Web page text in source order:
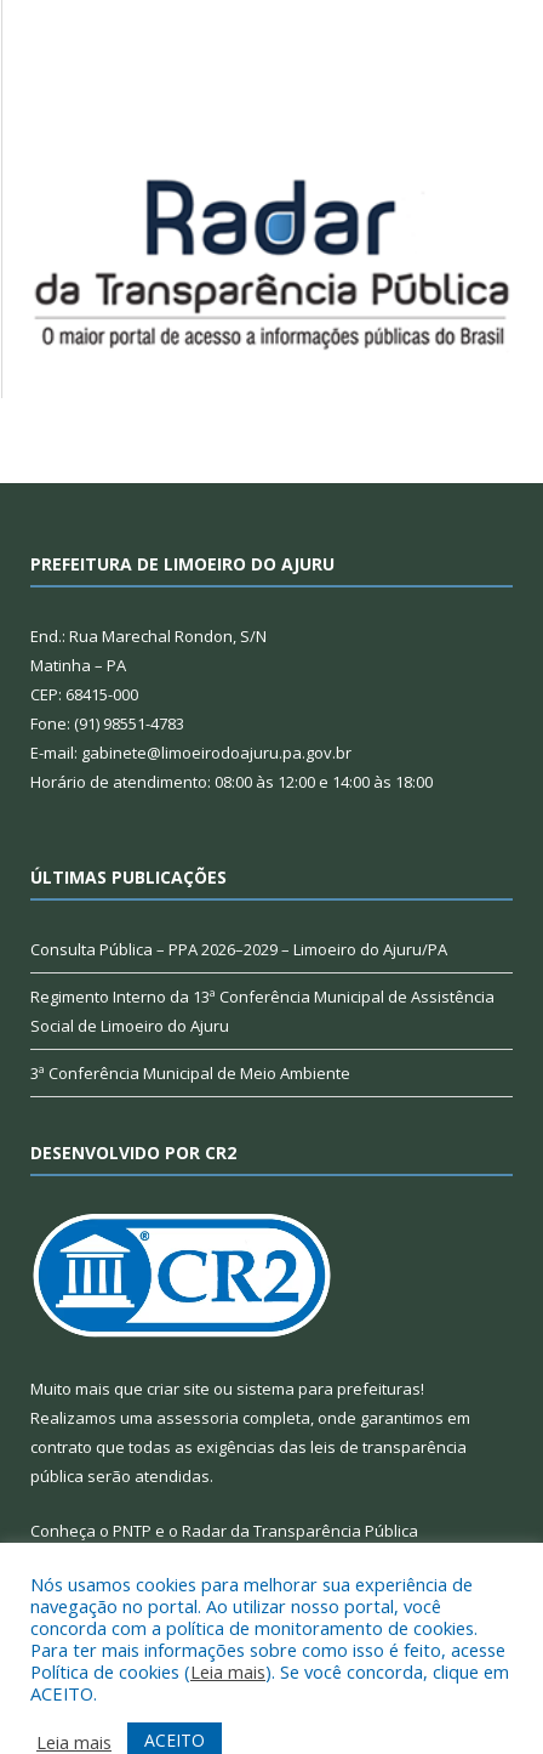
PREFEITURA DE LIMOEIRO DO AJURU
End.: Rua Marechal Rondon, S/N
Matinha – PA
CEP: 68415-000
Fone: (91) 98551-4783
E-mail: gabinete@limoeirodoajuru.pa.gov.br
Horário de atendimento: 08:00 às 12:00 e 14:00 às 18:00
ÚLTIMAS PUBLICAÇÕES
Consulta Pública – PPA 2026–2029 – Limoeiro do Ajuru/PA
Regimento Interno da 13ª Conferência Municipal de Assistência
Social de Limoeiro do Ajuru
3ª Conferência Municipal de Meio Ambiente
DESENVOLVIDO POR CR2
Muito mais que criar site ou sistema para prefeituras!
Realizamos uma assessoria completa, onde garantimos em
contrato que todas as exigências das leis de transparência
pública serão atendidas.
Conheça o PNTP e o Radar da Transparência Pública
Todos os direitos reservados a Prefeitura Municipal de Limoeiro
do Ajuru.
Mapa do Site
Acessar Área Administrativa
Nós usamos cookies para melhorar sua experiência de
navegação no portal. Ao utilizar nosso portal, você
concorda com a política de monitoramento de cookies.
Para ter mais informações sobre como isso é feito, acesse
Política de cookies (Leia mais). Se você concorda, clique em
ACEITO.
Leia mais
ACEITO